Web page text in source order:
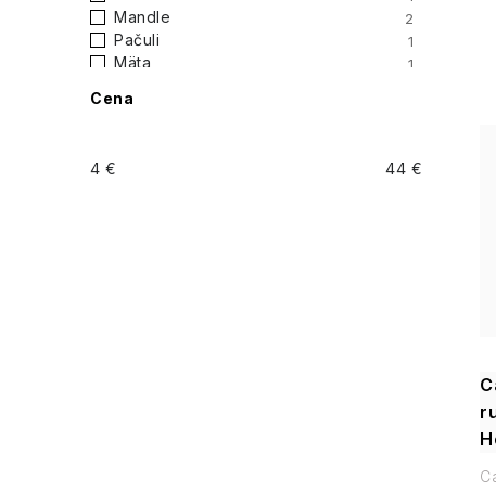
Mandle 2
Pačuli 1
Mäta 1
Hrozno
Cena
4 € 44 €